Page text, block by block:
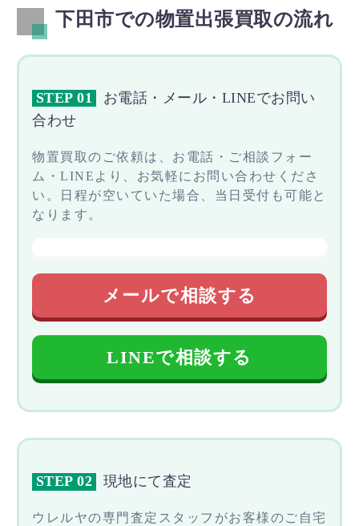
下田市での物置出張買取の流れ
STEP 01
お電話・メール・LINEでお問い
合わせ
物置買取のご依頼は、お電話・ご相談フォー
ム・LINEより、お気軽にお問い合わせくださ
い。日程が空いていた場合、当日受付も可能と
なります。
メールで相談する
LINEで相談する
STEP 02 現地にて査定
ウレルヤの専門査定スタッフがお客様のご自宅